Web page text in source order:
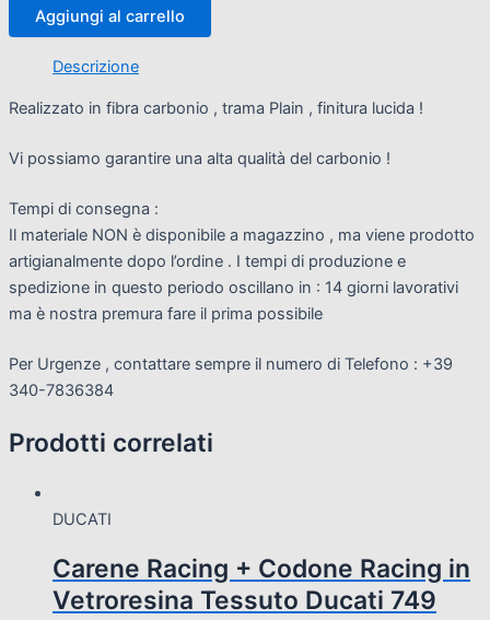
Aggiungi al carrello
Descrizione
Realizzato in fibra carbonio , trama Plain , finitura lucida !
Vi possiamo garantire una alta qualità del carbonio !
Tempi di consegna :
Il materiale NON è disponibile a magazzino , ma viene prodotto
artigianalmente dopo l’ordine . I tempi di produzione e
spedizione in questo periodo oscillano in : 14 giorni lavorativi
ma è nostra premura fare il prima possibile
Per Urgenze , contattare sempre il numero di Telefono : +39
340-7836384
Prodotti correlati
DUCATI
Carene Racing + Codone Racing in
Vetroresina Tessuto Ducati 749